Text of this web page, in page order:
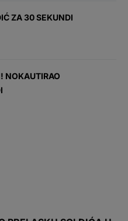
ZA 30 SEKUNDI
NOKAUTIRAO